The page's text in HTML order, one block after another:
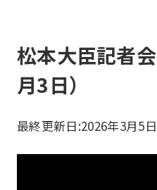
松本大臣記者
月3日）
最終更新日:2026年3月5日